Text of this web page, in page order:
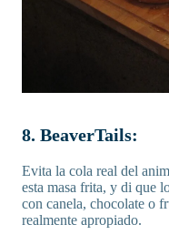
8. BeaverTails:
Evita la cola real del
esta masa frita, y di que
con canela, chocolate o
realmente apropiado.